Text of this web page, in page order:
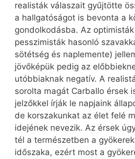
realisták válaszait gyűjtötte
a hallgatóságot is bevonta a
gondolkodásba. Az
pesszimisták hasonló
sötétség és naplemente)
jövőképük pedig az
utóbbiaknak negatív. A
sorolta magát Carballo érsek
jelzőkkel írják le napjaink
de korszakunkat az élet felé
idejének nevezik. Az érsek
tél a természetben a
időszaka, ezért most a